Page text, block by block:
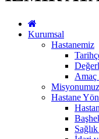
Kurumsal
Hastanemiz
Amaç
Hastane